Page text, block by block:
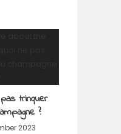
trinquer
?
2023